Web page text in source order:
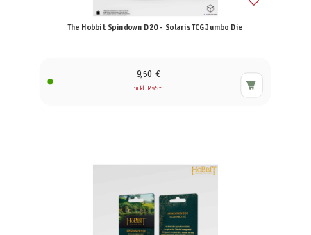
The Hobbit Spindown D20 - Solaris TCG Jumbo Die
9,50 €
inkl. MwSt.